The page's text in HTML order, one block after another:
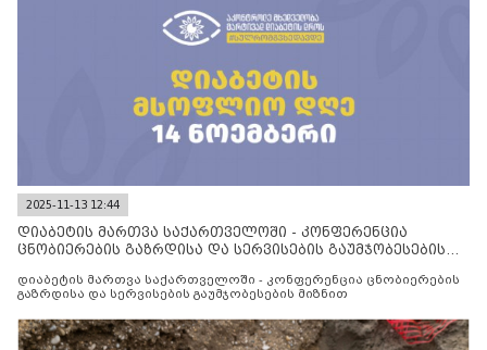
2025-11-13 12:44
დიაბეტის მართვა საქართველოში - კონფერენცია
ცნობიერების გაზრდისა და სერვისების გაუმჯობესების
დიაბეტის მართვა საქართველოში - კონფერენცია ცნობიერების
გაზრდისა და სერვისების გაუმჯობესების მიზნით